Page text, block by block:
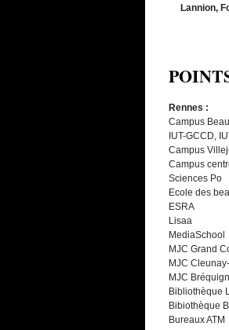
Lannion,
Rennes :
Campus
IUT-GCCD,
Campus
Campus
Sciences Po
Ecole des
ESRA
Lisaa
MediaSchool
MJC Grand
MJC
MJC
Bibliothèque
Bibiothèque
Bureaux ATM